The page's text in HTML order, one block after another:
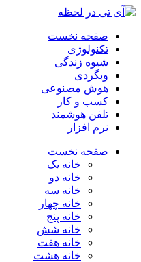
صفحه نخست
تکنولوژی
شیوه زندگی
وبگردی
هوش مصنوعی
کسب و کار
تلفن هوشمند
نرم افزار
صفحه نخست
خانه یک
خانه دو
خانه سه
خانه چهار
خانه پنج
خانه شش
خانه هفت
خانه هشت